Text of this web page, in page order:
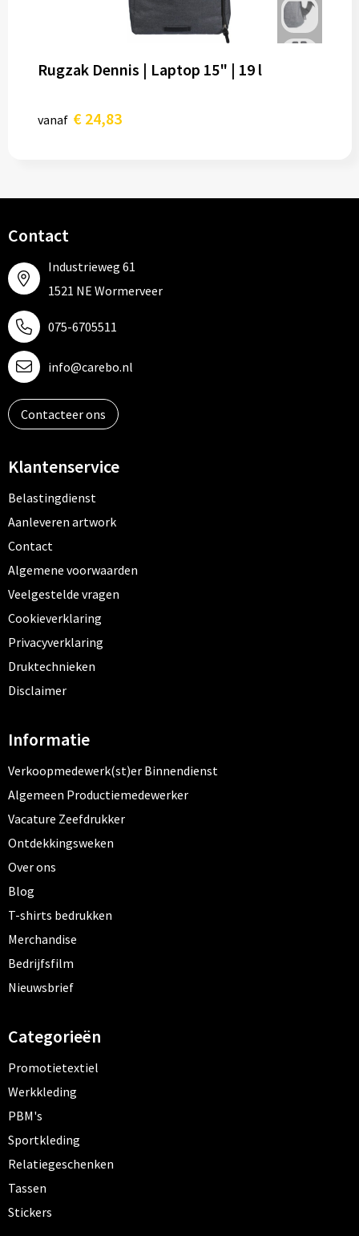
Rugzak Dennis | Laptop 15" | 19 l
vanaf € 24,83
Contact
Industrieweg 61
1521 NE Wormerveer
075-6705511
info@carebo.nl
Contacteer ons
Klantenservice
Belastingdienst
Aanleveren artwork
Contact
Algemene voorwaarden
Veelgestelde vragen
Cookieverklaring
Privacyverklaring
Druktechnieken
Disclaimer
Informatie
Verkoopmedewerk(st)er Binnendienst
Algemeen Productiemedewerker
Vacature Zeefdrukker
Ontdekkingsweken
Over ons
Blog
T-shirts bedrukken
Merchandise
Bedrijfsfilm
Nieuwsbrief
Categorieën
Promotietextiel
Werkkleding
PBM's
Sportkleding
Relatiegeschenken
Tassen
Stickers